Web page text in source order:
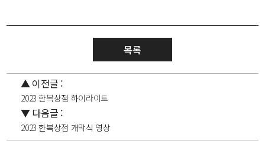
목록
▲ 이전글 :
2023 한복상점 하이라이트
▼ 다음글 :
2023 한복상점 개막식 영상